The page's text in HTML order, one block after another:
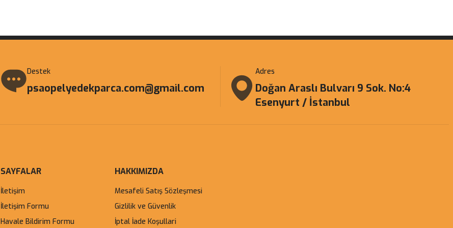
Destek
psaopelyedekparca.com@gmail.com
Adres
Doğan Araslı Bulvarı 9 Sok. No:4
Esenyurt / İstanbul
SAYFALAR
İletişim
İletişim Formu
Havale Bildirim Formu
HAKKIMIZDA
Mesafeli Satış Sözleşmesi
Gizlilik ve Güvenlik
İptal İade Koşullari